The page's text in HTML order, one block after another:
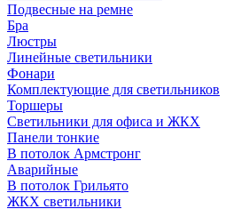
Подвесные на ремне
Бра
Люстры
Линейные светильники
Фонари
Комплектующие для светильников
Торшеры
Светильники для офиса и ЖКХ
Панели тонкие
В потолок Армстронг
Аварийные
В потолок Грильято
ЖКХ светильники